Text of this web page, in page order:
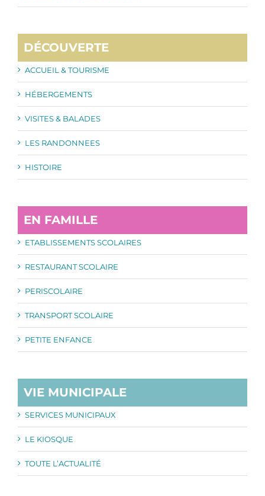
DÉCOUVERTE
ACCUEIL & TOURISME
HÉBERGEMENTS
VISITES & BALADES
LES RANDONNEES
HISTOIRE
EN FAMILLE
ETABLISSEMENTS SCOLAIRES
RESTAURANT SCOLAIRE
PERISCOLAIRE
TRANSPORT SCOLAIRE
PETITE ENFANCE
VIE MUNICIPALE
SERVICES MUNICIPAUX
LE KIOSQUE
TOUTE L’ACTUALITÉ